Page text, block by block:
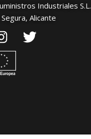
Industriales S.L.
Alicante